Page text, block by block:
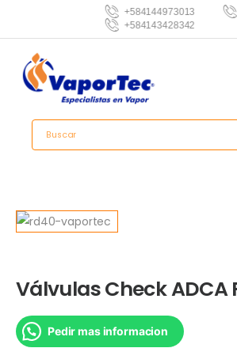
+584144973013
+584143428342
Válvulas Check ADCA
Pedir mas informacion